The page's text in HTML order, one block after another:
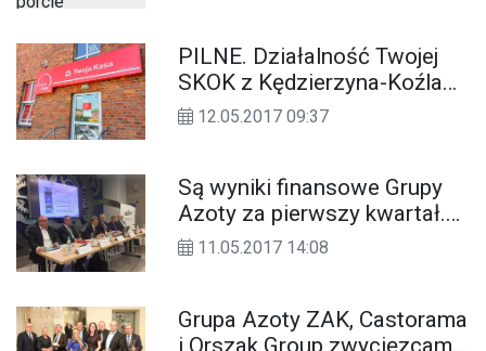
PILNE. Działalność Twojej
SKOK z Kędzierzyna-Koźla
zawieszona. Jest wniosek o
12.05.2017 09:37
Są wyniki finansowe Grupy
Azoty za pierwszy kwartał.
Przychody wyższe niż przed
11.05.2017 14:08
Grupa Azoty ZAK, Castorama
i Orszak Group zwycięzcami